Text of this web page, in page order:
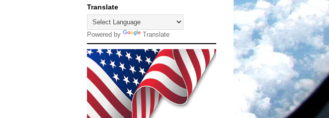
Translate
Powered by Translate